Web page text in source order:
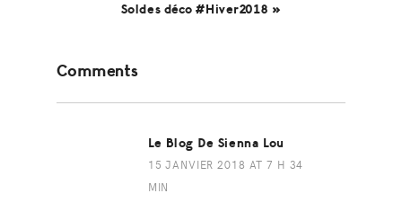
Soldes déco #Hiver2018 »
Interactions
Comments
Le Blog De Sienna Lou
15 JANVIER 2018 AT 7 H 34
MIN